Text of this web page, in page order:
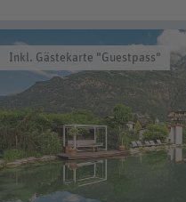
Inkl. Gästekarte "Guestpass"